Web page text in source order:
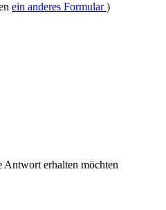
ein anderes Formular)
Antwort erhalten möchten